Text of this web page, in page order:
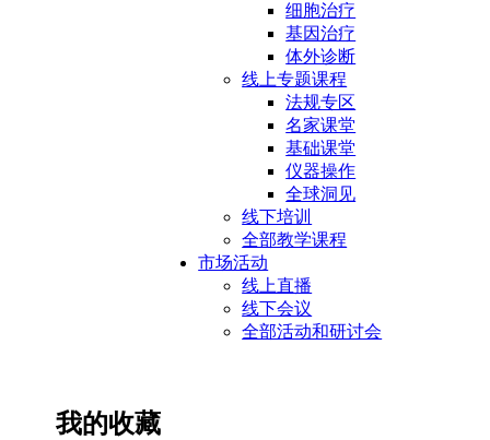
细胞治疗
基因治疗
体外诊断
线上专题课程
法规专区
名家课堂
基础课堂
仪器操作
全球洞见
线下培训
全部教学课程
市场活动
线上直播
线下会议
全部活动和研讨会
我的收藏